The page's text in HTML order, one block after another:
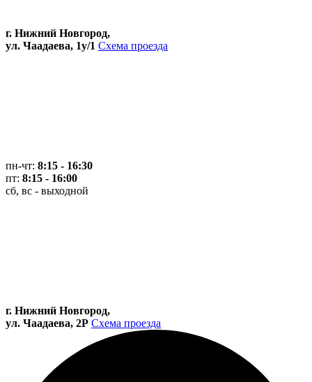
г. Нижний Новгород,
ул. Чаадаева, 1у/1 Схема проезда
пн-чт: 8:15 - 16:30
пт: 8:15 - 16:00
сб, вс - выходной
г. Нижний Новгород,
ул. Чаадаева, 2Р Схема проезда